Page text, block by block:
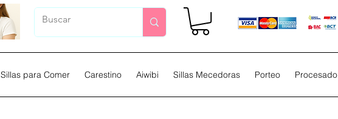
Sillas para Comer Carestino Aiwibi Sillas Mecedoras Porteo